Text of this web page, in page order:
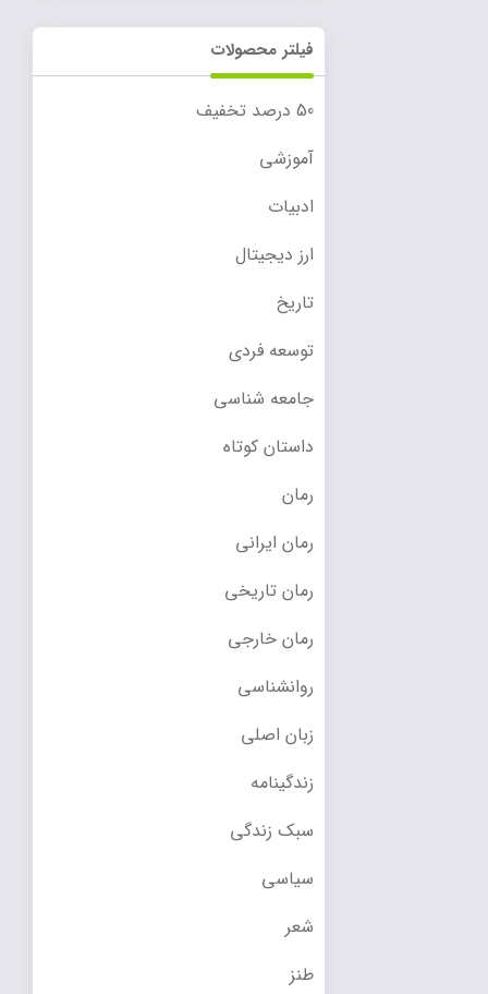
فیلتر محصولات
50 درصد تخفیف
آموزشی
ادبیات
ارز دیجیتال
تاریخ
توسعه فردی
جامعه شناسی
داستان کوتاه
رمان
رمان ایرانی
رمان تاریخی
رمان خارجی
روانشناسی
زبان اصلی
زندگینامه
سبک زندگی
سیاسی
شعر
طنز